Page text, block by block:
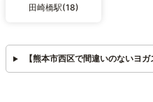
田崎橋駅(18)
【熊本市西区で間違いのないヨガ